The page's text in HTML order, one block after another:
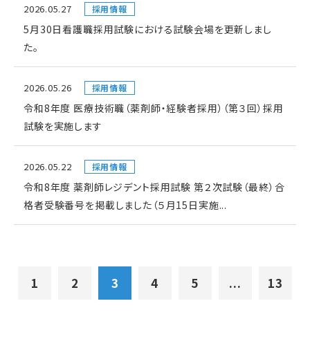
2026.05.27 採用情報
5月30日看護職採用試験における試験会場を更新しまし
た。
2026.05.26 採用情報
令和8年度 医療技術職（薬剤師・経験者採用）（第３回）採用
試験を実施します
2026.05.22 採用情報
令和8年度 薬剤師レジデント採用試験 第２次試験（最終）合
格者受験番号を掲載しました（５月15日実施...
1 2 3 4 5 ... 13